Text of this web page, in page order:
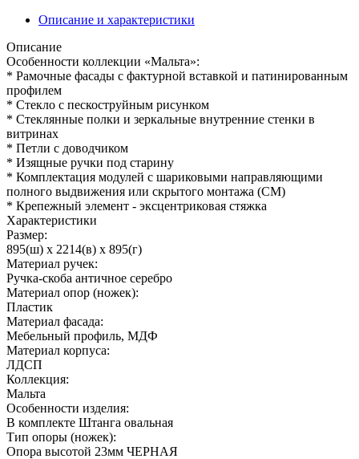
Описание и характеристики
Описание
Особенности коллекции «Мальта»:
* Рамочные фасады с фактурной вставкой и патинированным
профилем
* Стекло с пескоструйным рисунком
* Стеклянные полки и зеркальные внутренние стенки в
витринах
* Петли с доводчиком
* Изящные ручки под старину
* Комплектация модулей с шариковыми направляющими
полного выдвижения или скрытого монтажа (СМ)
* Крепежный элемент - эксцентриковая стяжка
Характеристики
Размер:
895(ш) x 2214(в) x 895(г)
Материал ручек:
Ручка-скоба античное серебро
Материал опор (ножек):
Пластик
Материал фасада:
Мебельный профиль, МДФ
Материал корпуса:
ЛДСП
Коллекция:
Мальта
Особенности изделия:
В комплекте Штанга овальная
Тип опоры (ножек):
Опора высотой 23мм ЧЕРНАЯ